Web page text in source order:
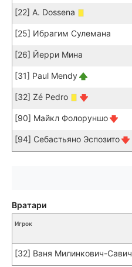
[22] A. Dossena
[25] Ибрагим Сулемана
[26] Йерри Мина
[31] Paul Mendy
[32] Zé Pedro
[90] Майкл Фолоруншо
[94] Себастьяно Эспозито
Игрок
[32] Ваня Милинкович-Савич
Вратари